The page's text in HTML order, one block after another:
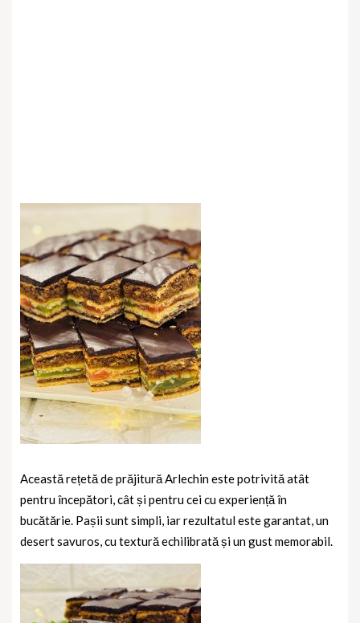
Această rețetă de prăjitură Arlechin este potrivită atât
pentru începători, cât și pentru cei cu experiență în
bucătărie. Pașii sunt simpli, iar rezultatul este garantat, un
desert savuros, cu textură echilibrată și un gust memorabil.